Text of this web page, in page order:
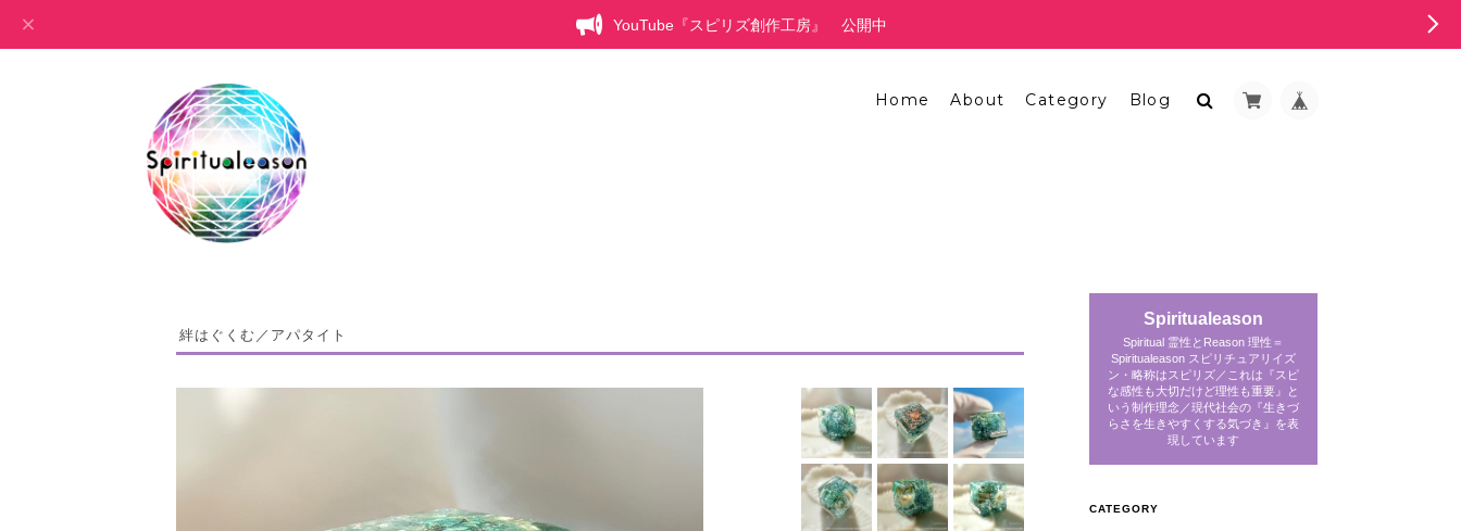
YouTube『スピリズ創作工房』 公開中
Home About Category Blog
絆はぐくむ／アパタイト
Spiritualeason
Spiritual 霊性とReason 理性＝
Spiritualeason スピリチュアリイズ
ン・略称はスピリズ／これは『スピ
な感性も大切だけど理性も重要』と
いう制作理念／現代社会の『生きづ
らさを生きやすくする気づき』を表
現しています
CATEGORY